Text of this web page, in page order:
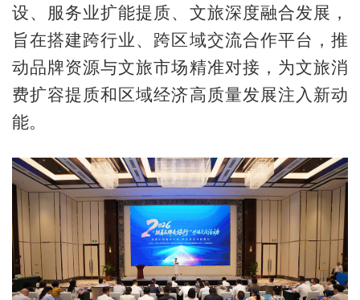
设、服务业扩能提质、文旅深度融合发展，
旨在搭建跨行业、跨区域交流合作平台，推
动品牌资源与文旅市场精准对接，为文旅消
费扩容提质和区域经济高质量发展注入新动
能。